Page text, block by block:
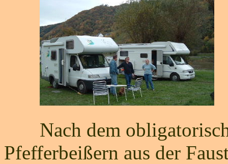
Nach dem
Pfefferbeißern aus der